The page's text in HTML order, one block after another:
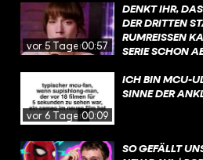
vor 5 Tagen00:57
DENKT IHR,
DER DRITTEN
RUMREISSEN
SERIE SCHON
vor 6 Tagen00:09
ICH BIN MCU-
SINNE DER
SO GEFÄLLT